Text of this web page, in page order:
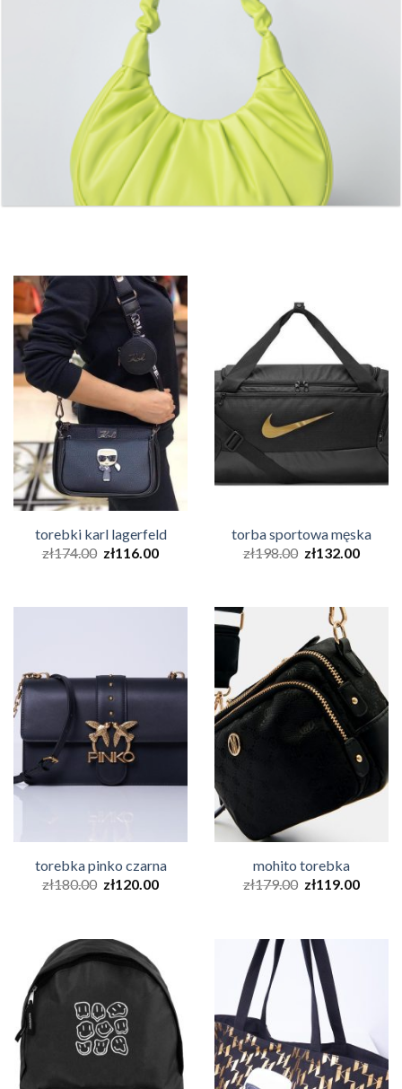
torebki karl lagerfeld
zł174.00 zł116.00
torba sportowa męska
zł198.00 zł132.00
torebka pinko czarna
zł180.00 zł120.00
mohito torebka
zł179.00 zł119.00